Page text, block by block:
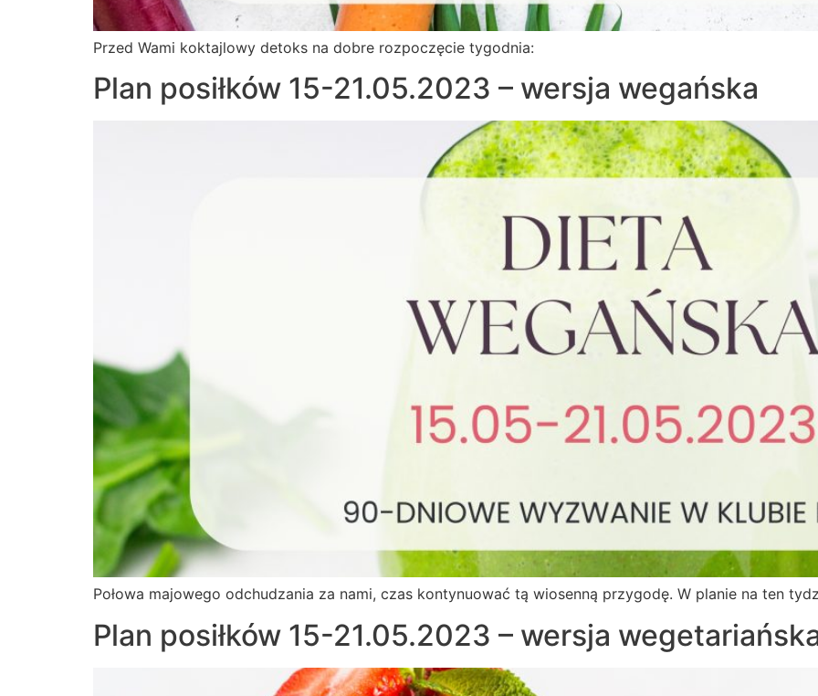
Przed Wami koktajlowy detoks na dobre rozpoczęcie tygodnia:
Plan posiłków 15-21.05.2023 – wersja wegańska
Połowa majowego odchudzania za nami, czas kontynuować tą wiosenną przygodę. W planie na ten
Plan posiłków 15-21.05.2023 – wersja